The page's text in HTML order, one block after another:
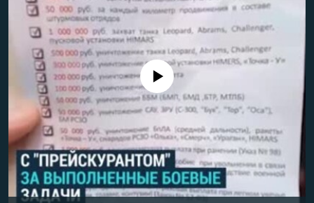
No media source currently available